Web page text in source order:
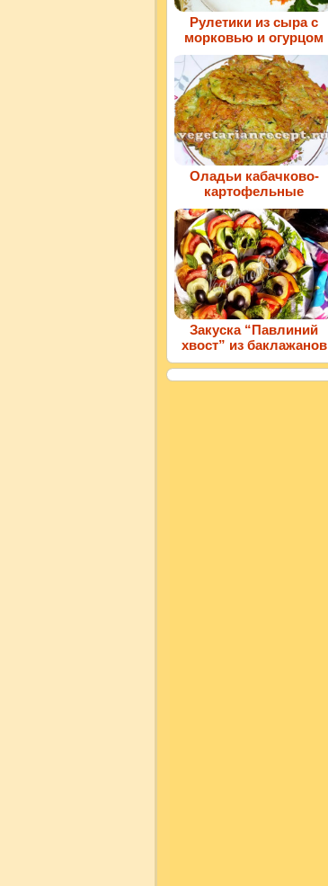
Рулетики из сыра с
морковью и огурцом
Оладьи кабачково-
картофельные
Закуска “Павлиний
хвост” из баклажанов